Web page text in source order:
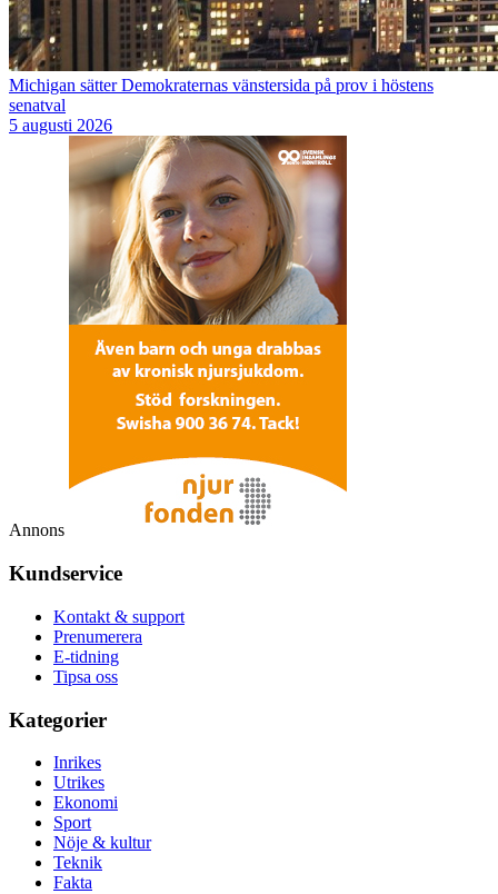
Michigan sätter Demokraternas vänstersida på prov i höstens
senatval
5 augusti 2026
Annons
Kundservice
Kontakt & support
Prenumerera
E-tidning
Tipsa oss
Kategorier
Inrikes
Utrikes
Ekonomi
Sport
Nöje & kultur
Teknik
Fakta